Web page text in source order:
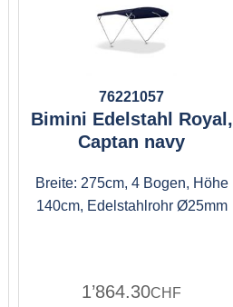
76221057
Bimini Edelstahl Royal,
Captan navy
Breite: 275cm, 4 Bogen, Höhe
140cm, Edelstahlrohr Ø25mm
1’864.30CHF